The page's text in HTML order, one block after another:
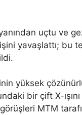
uçtu ve
yavaşlattı; bu
yüksek
bir çift X-
MTM